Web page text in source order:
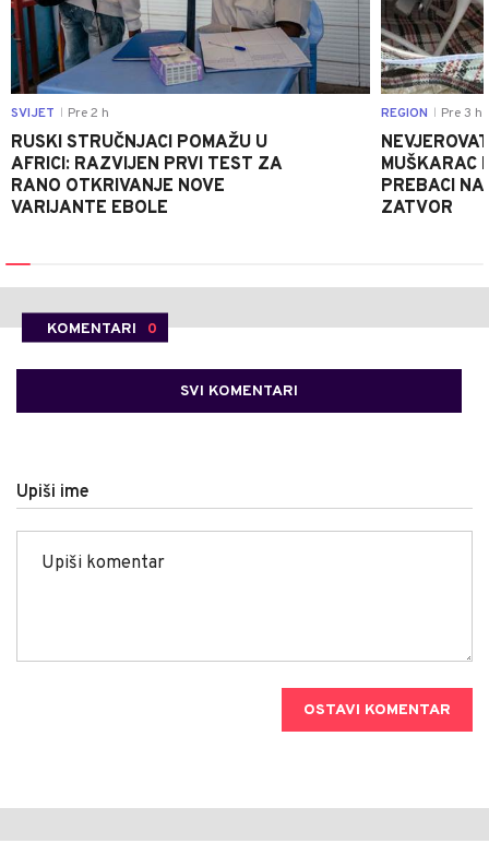
SVIJET Pre 2 h
RUSKI STRUČNJACI POMAŽU U
AFRICI: RAZVIJEN PRVI TEST ZA
RANO OTKRIVANJE NOVE
VARIJANTE EBOLE
REGION Pre 3 h
MUŠKARAC
PREBACI
ZATVOR
KOMENTARI 0
SVI KOMENTARI
Upiši ime
OSTAVI KOMENTAR